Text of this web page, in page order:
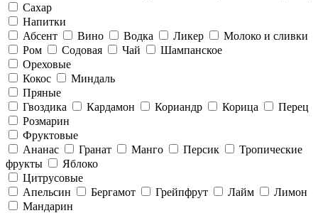
Сахар
Напитки
Абсент
Вино Водка Ликер
Молоко и сливки
Ром
Содовая Чай
Шампанское
Ореховые
Кокос
Миндаль
Пряные
Гвоздика
Кардамон Кориандр Корица
Перец
Розмарин
Фруктовые
Ананас
Гранат Манго Персик
Тропические
фрукты
Яблоко
Цитрусовые
Апельсин
Бергамот Грейпфрут Лайм
Лимон
Мандарин